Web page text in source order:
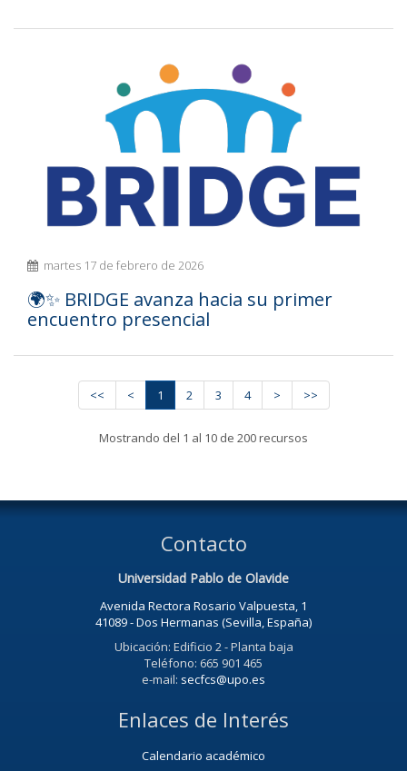
martes 17 de febrero de 2026
🌍✨ BRIDGE avanza hacia su primer
encuentro presencial
<< < 1 2 3 4 > >>
Mostrando del 1 al 10 de 200 recursos
Contacto
Universidad Pablo de Olavide
Avenida Rectora Rosario Valpuesta, 1
41089 - Dos Hermanas (Sevilla, España)
Ubicación: Edificio 2 - Planta baja
Teléfono: 665 901 465
e-mail: secfcs@upo.es
Enlaces de Interés
Calendario académico